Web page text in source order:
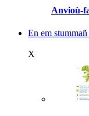
Anvioù-
En em stummañ
X